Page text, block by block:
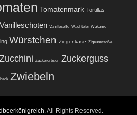
Tomatenmark Tortillas
Vanilleschoten Vanillesoße Wachtelei Wakame
Würstchen Ziegenkäse Zigeunersoße
Zuckererbsen Zuckerguss
Zwiebeln
. All Rights Reserved.